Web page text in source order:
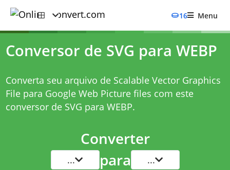
16 Menu
Conversor de SVG para WEBP
Converta seu arquivo de Scalable Vector Graphics
File para Google Web Picture files com este
conversor de SVG para WEBP.
Converter
... para ...